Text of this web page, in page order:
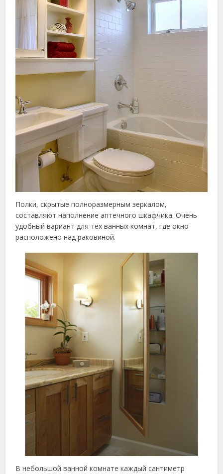
Полки, скрытые полноразмерным зеркалом,
составляют наполнение аптечного шкафчика. Очень
удобный вариант для тех ванных комнат, где окно
расположено над раковиной.
В небольшой ванной комнате каждый сантиметр